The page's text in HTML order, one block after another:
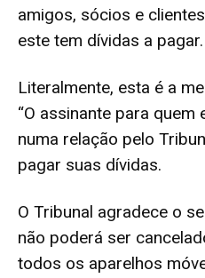
amigos, sócios e
este tem dívidas a pagar.
Literalmente, esta é a
“O assinante para
numa relação pelo
pagar suas dívidas.
O Tribunal agradece o
não poderá ser
todos os aparelhos